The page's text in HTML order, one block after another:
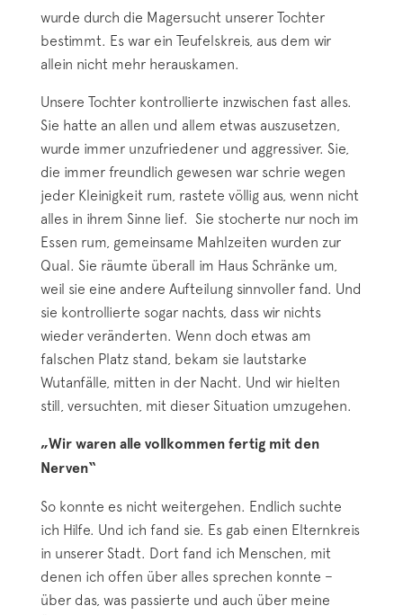
wurde durch die Magersucht unserer Tochter
bestimmt. Es war ein Teufelskreis, aus dem wir
allein nicht mehr herauskamen.
Unsere Tochter kontrollierte inzwischen fast alles.
Sie hatte an allen und allem etwas auszusetzen,
wurde immer unzufriedener und aggressiver. Sie,
die immer freundlich gewesen war schrie wegen
jeder Kleinigkeit rum, rastete völlig aus, wenn nicht
alles in ihrem Sinne lief. Sie stocherte nur noch im
Essen rum, gemeinsame Mahlzeiten wurden zur
Qual. Sie räumte überall im Haus Schränke um,
weil sie eine andere Aufteilung sinnvoller fand. Und
sie kontrollierte sogar nachts, dass wir nichts
wieder veränderten. Wenn doch etwas am
falschen Platz stand, bekam sie lautstarke
Wutanfälle, mitten in der Nacht. Und wir hielten
still, versuchten, mit dieser Situation umzugehen.
„Wir waren alle vollkommen fertig mit den
Nerven“
So konnte es nicht weitergehen. Endlich suchte
ich Hilfe. Und ich fand sie. Es gab einen Elternkreis
in unserer Stadt. Dort fand ich Menschen, mit
denen ich offen über alles sprechen konnte –
über das, was passierte und auch über meine